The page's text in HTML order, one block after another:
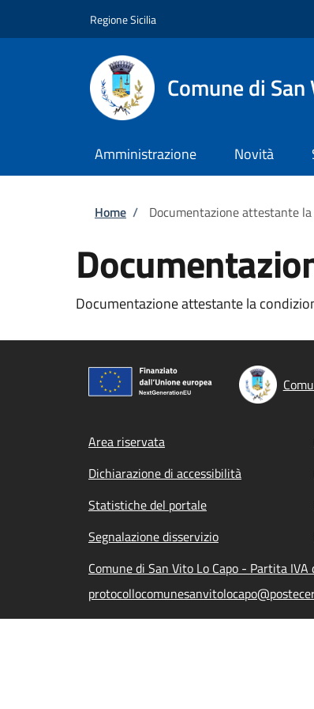
Regione Sicilia
Comune di
Amministrazione Novità
Briciole di pane
Home / Documentazione attestante
Documentazione attestante la
Footer menu
Area riservata
Dichiarazione di accessibilità
Statistiche del portale
Segnalazione disservizio
Comune di San Vito Lo Capo - Partita